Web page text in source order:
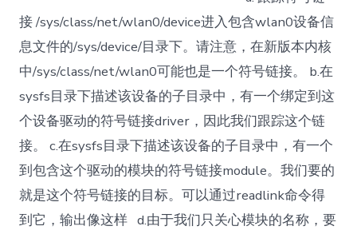
接 /sys/class/net/wlan0/device进入包含wlan0设备信
息文件的/sys/device/目录下。请注意，在新版本内核
中/sys/class/net/wlan0可能也是一个符号链接。 b.在
sysfs目录下描述该设备的子目录中，有一个绑定到这
个设备驱动的符号链接driver，因此我们跟踪这个链
接。 c.在sysfs目录下描述该设备的子目录中，有一个
到包含这个驱动的模块的符号链接module。我们要的
就是这个符号链接的目标。可以通过readlink命令得
到它，输出像这样 d.由于我们只关心模块的名称，要